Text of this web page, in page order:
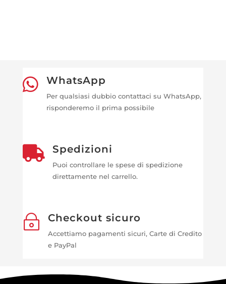
 WhatsApp
Per qualsiasi dubbio contattaci su WhatsApp,
risponderemo il prima possibile
 Spedizioni
Puoi controllare le spese di spedizione
direttamente nel carrello.
~ Checkout sicuro
Accettiamo pagamenti sicuri, Carte di Credito
e PayPal